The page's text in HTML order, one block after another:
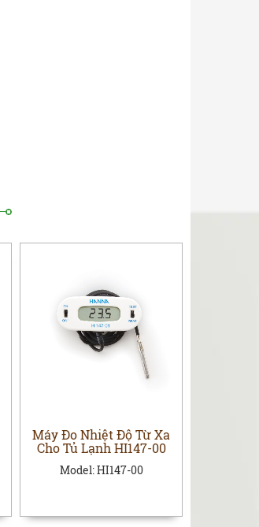
Máy Đo Nhiệt Độ Từ Xa
Cho Tủ Lạnh HI147-00
Model:HI147-00